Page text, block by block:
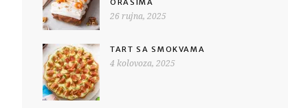
ORASIMA
26 rujna, 2025
TART SA SMOKVAMA
4 kolovoza, 2025